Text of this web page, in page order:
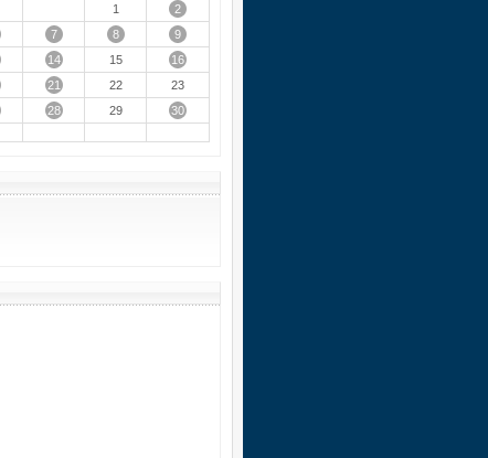
1
2
7 8
9
14 15
16
21 22
23
28 29
30